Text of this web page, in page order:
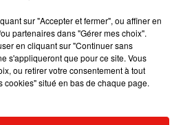
2026
et Amélie Lens dévoilent leur
tant attendue
sur "Accepter et fermer", ou affiner en
partenaires dans "Gérer mes choix".
en cliquant sur "Continuer sans
s'appliqueront que pour ce site. Vous
ou retirer votre consentement à tout
cookies" situé en bas de chaque page.